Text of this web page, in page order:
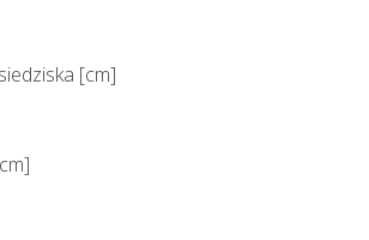
[cm]